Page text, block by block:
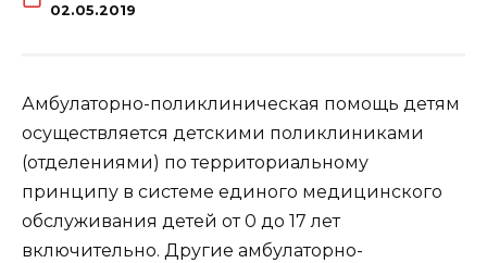
02.05.2019
Амбулаторно-поликлиническая помощь детям
осуществляется детскими поликлиниками
(отделениями) по территориальному
принципу в системе единого медицинского
обслуживания детей от 0 до 17 лет
включительно. Другие амбулаторно-